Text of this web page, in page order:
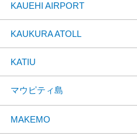
KAUEHI AIRPORT
KAUKURA ATOLL
KATIU
マウピティ島
MAKEMO